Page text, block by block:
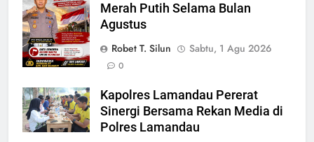
Merah Putih Selama Bulan
Agustus
Robet T. Silun
Sabtu, 1 Agu 2026
0
Kapolres Lamandau Pererat
Sinergi Bersama Rekan Media di
Polres Lamandau